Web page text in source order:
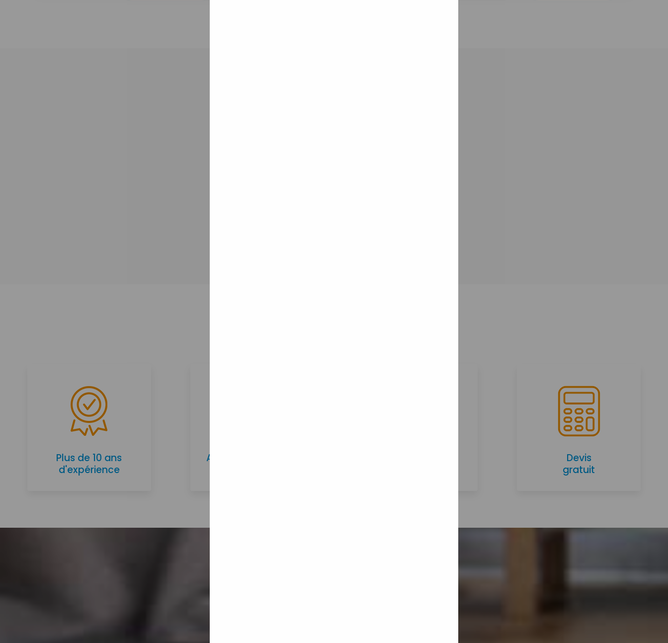
Plus de 10 ans
d'expérience
Accompagnement
Devis
gratuit